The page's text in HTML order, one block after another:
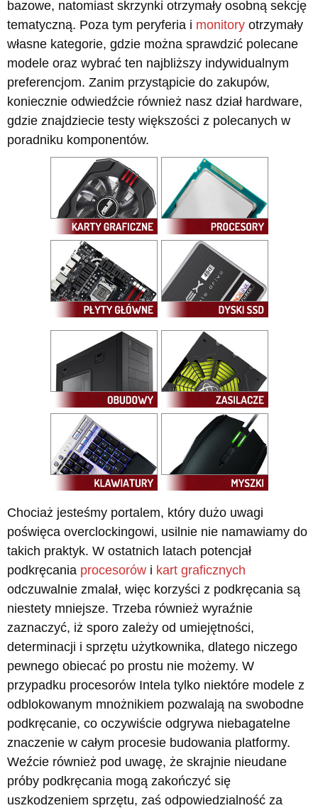
bazowe, natomiast skrzynki otrzymały osobną sekcję
tematyczną. Poza tym peryferia i monitory otrzymały
własne kategorie, gdzie można sprawdzić polecane
modele oraz wybrać ten najbliższy indywidualnym
preferencjom. Zanim przystąpicie do zakupów,
koniecznie odwiedźcie również nasz dział hardware,
gdzie znajdziecie testy większości z polecanych w
poradniku komponentów.
Chociaż jesteśmy portalem, który dużo uwagi
poświęca overclockingowi, usilnie nie namawiamy do
takich praktyk. W ostatnich latach potencjał
podkręcania procesorów i kart graficznych
odczuwalnie zmalał, więc korzyści z podkręcania są
niestety mniejsze. Trzeba również wyraźnie
zaznaczyć, iż sporo zależy od umiejętności,
determinacji i sprzętu użytkownika, dlatego niczego
pewnego obiecać po prostu nie możemy. W
przypadku procesorów Intela tylko niektóre modele z
odblokowanym mnożnikiem pozwalają na swobodne
podkręcanie, co oczywiście odgrywa niebagatelne
znaczenie w całym procesie budowania platformy.
Weźcie również pod uwagę, że skrajnie nieudane
próby podkręcania mogą zakończyć się
uszkodzeniem sprzętu, zaś odpowiedzialność za